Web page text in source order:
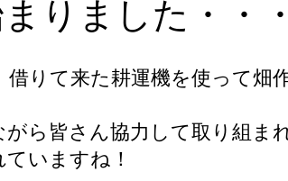
りました・・
りて来た耕運機を使って畑
ら皆さん協力して取り組ま
いますね！